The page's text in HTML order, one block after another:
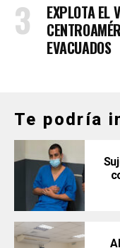
EXPLOTA EL
EVACUADOS
Te podría